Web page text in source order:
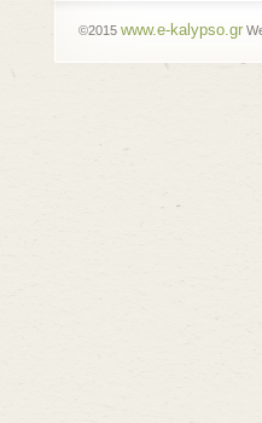
©2015 www.e-kalypso.gr